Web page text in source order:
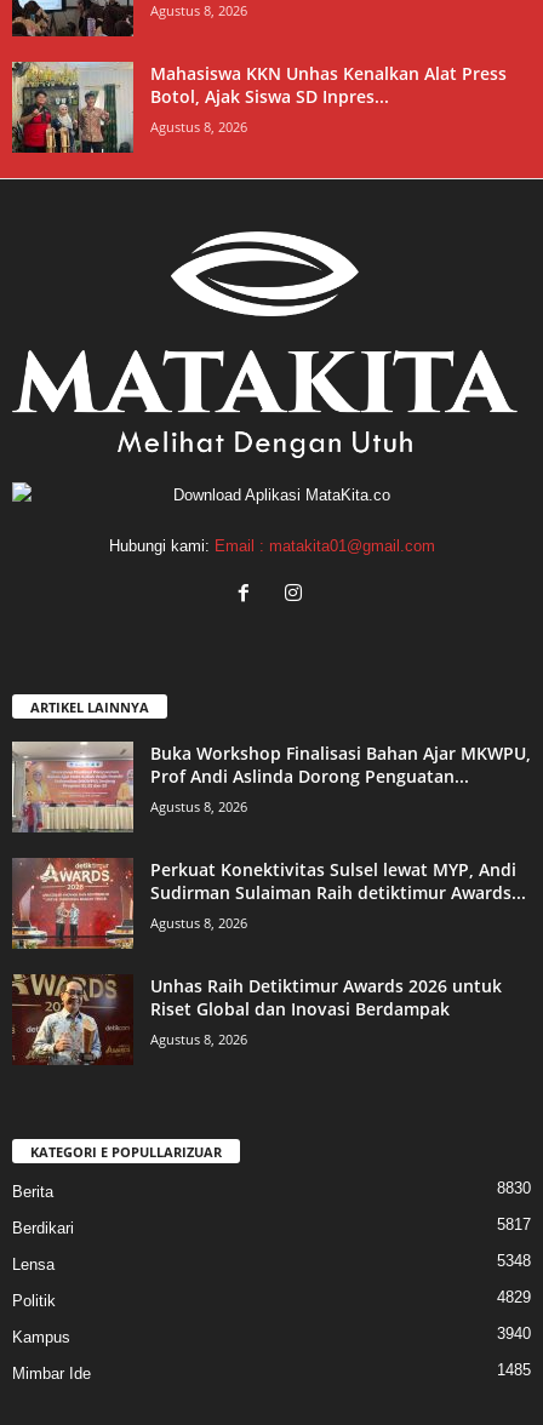
Agustus 8, 2026
Mahasiswa KKN Unhas Kenalkan Alat Press
Botol, Ajak Siswa SD Inpres...
Agustus 8, 2026
Hubungi kami: Email : matakita01@gmail.com
ARTIKEL LAINNYA
Buka Workshop Finalisasi Bahan Ajar MKWPU,
Prof Andi Aslinda Dorong Penguatan...
Agustus 8, 2026
Perkuat Konektivitas Sulsel lewat MYP, Andi
Sudirman Sulaiman Raih detiktimur Awards...
Agustus 8, 2026
Unhas Raih Detiktimur Awards 2026 untuk
Riset Global dan Inovasi Berdampak
Agustus 8, 2026
KATEGORI E POPULLARIZUAR
Berita 8830
Berdikari 5817
Lensa 5348
Politik 4829
Kampus 3940
Mimbar Ide 1485